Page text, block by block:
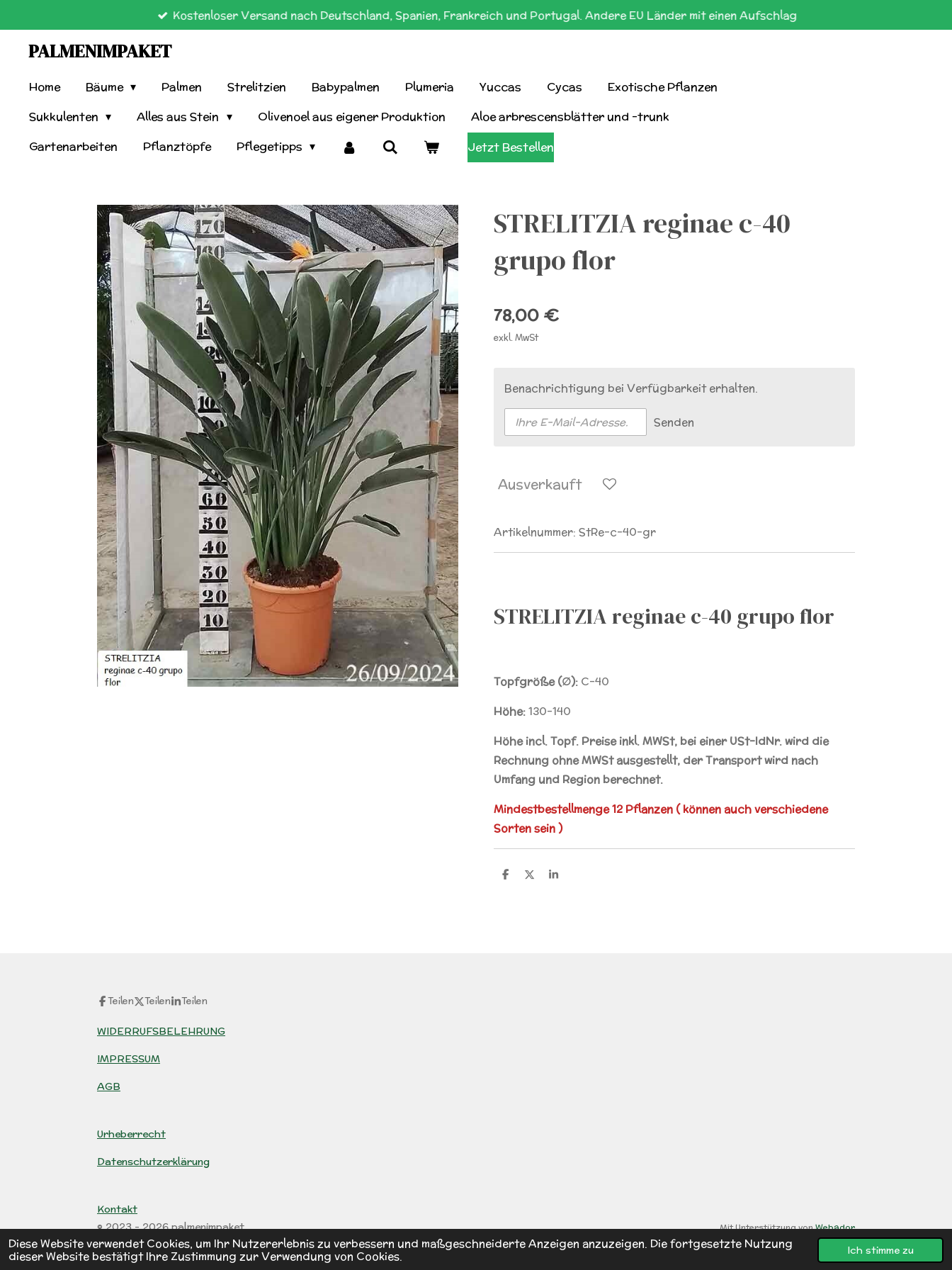
Diese Website verwendet Cookies, um Ihr Nutzererlebnis zu verbessern und maßgeschneiderte Anzeigen anzuzeigen. Die fortgesetzte Nutzung
dieser Website bestätigt Ihre Zustimmung zur Verwendung von Cookies.
Ich stimme zu
springen
Kostenloser Versand nach Deutschland, Spanien, Frankreich und Portugal. Andere EU Länder mit einen Aufschlag
PALMENIMPAKET
Home Bäume Palmen Strelitzien Babypalmen Plumeria Yuccas Cycas
Exotische Pflanzen
Sukkulenten
Alles aus Stein Olivenoel aus eigener Produktion
Aloe arbrescensblätter und -trunk
Gartenarbeiten
Pflanztöpfe Pflegetipps Jetzt Bestellen
STRELITZIA reginae c-40
grupo flor
78,00 €
exkl. MwSt
Benachrichtigung bei Verfügbarkeit erhalten.
Senden
Ausverkauft
Artikelnummer: StRe-c-40-gr
STRELITZIA reginae c-40 grupo flor
Topfgröße (∅): C-40
Höhe:130-140
Höhe incl. Topf. Preise inkl. MWSt, bei einerUSt-IdNr.wird die
Rechnung ohne MWSt ausgestellt, der Transport wird nach
Umfang und Region berechnet.
Mindestbestellmenge 12 Pflanzen ( können auch verschiedene
Sorten sein )
T T T
Teilen Teilen Teilen
WIDERRUFSBELEHRUNG
IMPRESSUM
AGB
Urheberrecht
Datenschutzerklärung
Kontakt
© 2023 - 2026 palmenimpaket
Mit Unterstützung vonWebador